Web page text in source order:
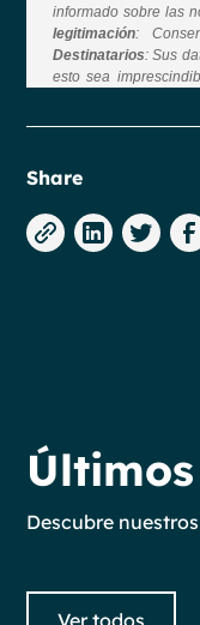
Share
Descubre
Ver todos